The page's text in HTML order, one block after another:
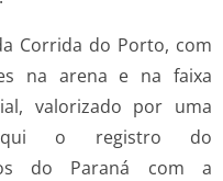
Corrida do Porto, com
na arena e na faixa
valorizado por uma
o registro do
do Paraná com a